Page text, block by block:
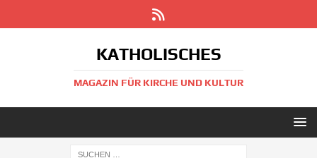
KATHOLISCHES
MAGAZIN FÜR KIRCHE UND KULTUR